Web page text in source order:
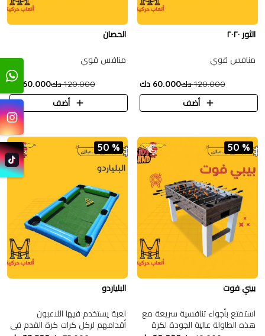
الثور ٢٠٢٠
منافس قوي
120.000 دك
60.000 دك
أضف
الحصان
منافس قوي
120.000 دك
60.000 دك
أضف
50 %
بيبي فوت
استمتع بأجواء تنافسية سريعة مع
هذه الطاولة عالية الجودة لكرة
50 %
البلياردو
لعبة يستخدم فيها اللاعبون
أقدامهم لركل كرات كرة القدم في